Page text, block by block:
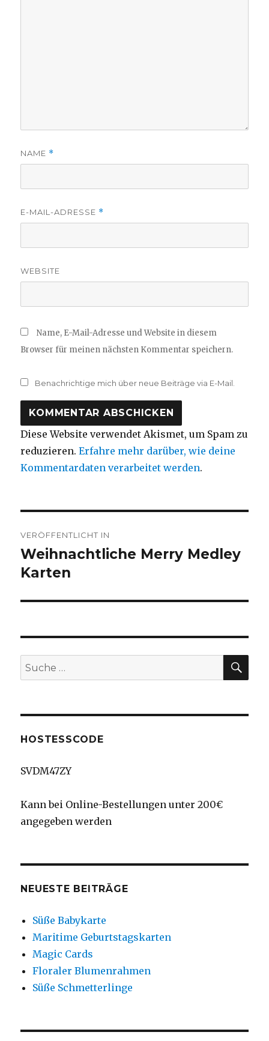
NAME *
E-MAIL-ADRESSE *
WEBSITE
Name, E-Mail-Adresse und Website in diesem
Browser für meinen nächsten Kommentar speichern.
Benachrichtige mich über neue Beiträge via E-Mail.
Diese Website verwendet Akismet, um Spam zu
reduzieren.Erfahre mehr darüber, wie deine
Kommentardaten verarbeitet werden.
VERÖFFENTLICHT IN
Weihnachtliche Merry Medley
Karten
Suche
nach:
HOSTESSCODE
SVDM47ZY
Kann bei Online-Bestellungen unter 200€
angegeben werden
NEUESTE BEITRÄGE
Süße Babykarte
Maritime Geburtstagskarten
Magic Cards
Floraler Blumenrahmen
Süße Schmetterlinge